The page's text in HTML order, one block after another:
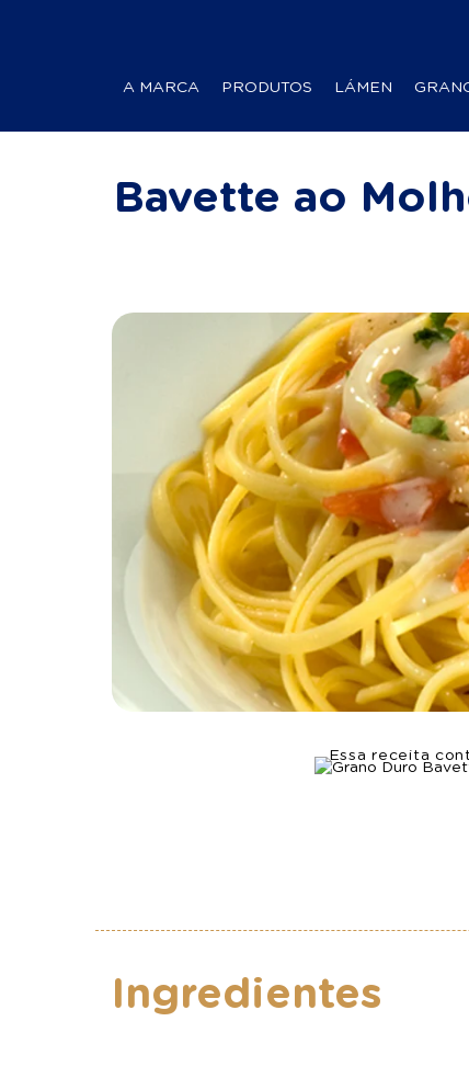
A MARCA PRODUTOS LÁMEN
Bavette ao
Essa receita
Ingredientes